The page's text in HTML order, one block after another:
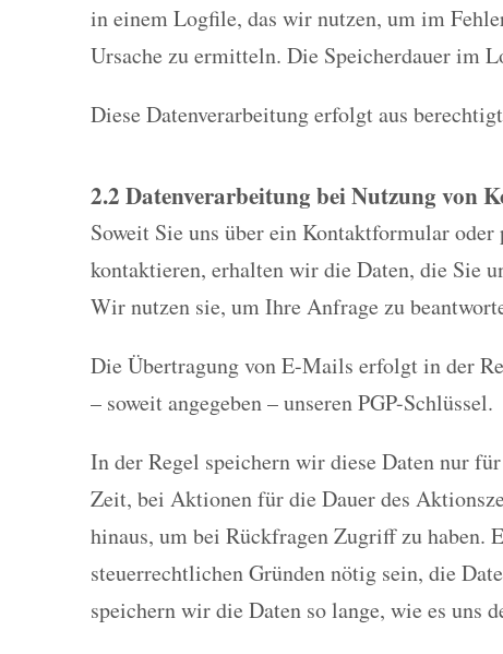
in einem Logfile, das wir nutzen, um im
Ursache zu ermitteln. Die Speicherdauer im
Diese Datenverarbeitung erfolgt aus
2.2 Datenverarbeitung bei Nutzung von
Soweit Sie uns über ein Kontaktformular
kontaktieren, erhalten wir die Daten, die Sie
Wir nutzen sie, um Ihre Anfrage zu
Die Übertragung von E-Mails erfolgt in der
– soweit angegeben – unseren PGP-Schlüssel.
In der Regel speichern wir diese Daten nur
Zeit, bei Aktionen für die Dauer des
hinaus, um bei Rückfragen Zugriff zu haben.
steuerrechtlichen Gründen nötig sein, die
speichern wir die Daten so lange, wie es uns